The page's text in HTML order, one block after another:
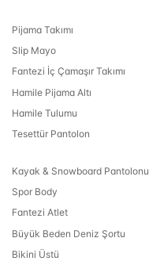
Pijama Takımı
Slip Mayo
Fantezi İç Çamaşır Takımı
Hamile Pijama Altı
Hamile Tulumu
Tesettür Pantolon
Kayak & Snowboard Pantolonu
Spor Body
Fantezi Atlet
Büyük Beden Deniz Şortu
Bikini Üstü